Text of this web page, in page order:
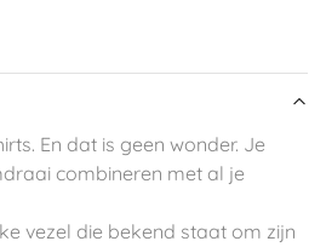
En dat is geen wonder. Je
combineren met al je
vezel die bekend staat om zijn